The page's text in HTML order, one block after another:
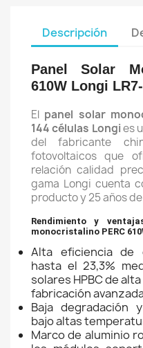
Descripción
Panel Solar
610W Longi
El panel solar
144 células Longies
del fabricante
fotovoltaicos que
relación calidad
gama Longi cuenta
producto y 25 años
Rendimiento y
monocristalino PERC
Alta eficiencia de
hasta el 23,3%
solares HPBC de
fabricación
Baja degradación
bajo altas
Marco de aluminio